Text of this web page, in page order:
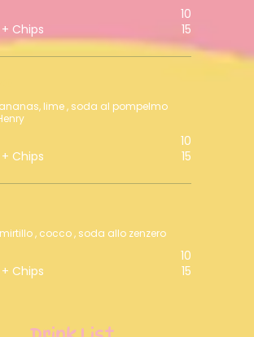
10
Chips
15
al pompelmo
10
Chips
15
, cocco , soda allo zenzero
10
Chips
15